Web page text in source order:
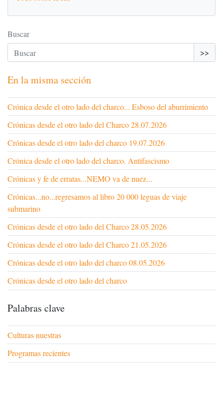
Buscar
>>
En la misma sección
Crónica desde el otro lado del charco... Esboso del aburrimiento
Crónicas desde el otro lado del Charco 28.07.2026
Crónicas desde el otro lado del charco 19.07.2026
Crónica desde el otro lado del charco. Antifascismo
Crónicas y fe de erratas...NEMO va de nuez...
Crónicas...no...regresamos al libro 20 000 leguas de viaje
submarino
Crónicas desde el otro lado del Charco 28.05.2026
Crónicas desde el otro lado del Charco 21.05.2026
Crónicas desde el otro lado del charco 08.05.2026
Crónicas desde el otro lado del charco
Palabras clave
Culturas nuestras
Programas recientes